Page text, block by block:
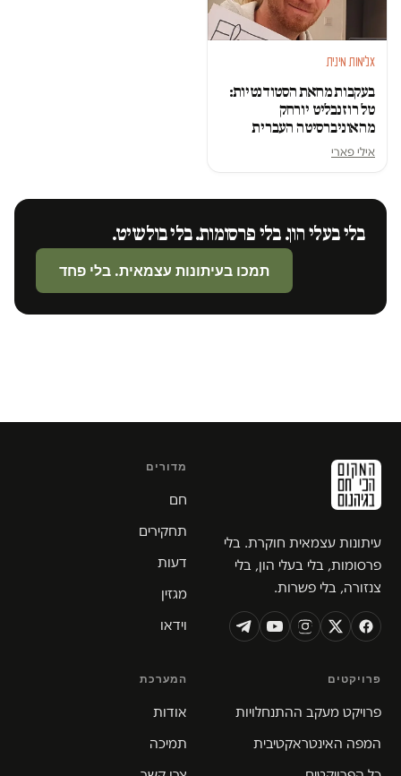
אלימות מינית
בעקבות מחאת הסטודנטיות:
טל רוזנבליט יורחק
מהאוניברסיטה העברית
אילי פארי
בלי בעלי הון. בלי פרסומות. בלי בולשיט.
תמכו בעיתונות עצמאית. בלי פחד
עיתונות עצמאית חוקרת. בלי
פרסומות, בלי בעלי הון, בלי
צנזורה, בלי פשרות.
מדורים
חם
תחקירים
דעות
מגזין
וידאו
פרויקטים
פרויקט מעקב ההתנחלויות
המפה האינטראקטיבית
המערכת
אודות
תמיכה